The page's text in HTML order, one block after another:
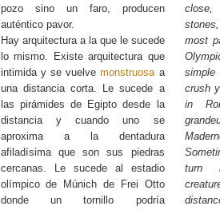
pozo sino un faro, producen
auténtico pavor.
Hay arquitectura a la que le sucede
lo mismo. Existe arquitectura que
intimida y se vuelvemonstruosa a
una distancia corta. Le sucede a
las pirámides de Egipto desde la
distancia y cuando uno se
aproxima a la dentadura
afiladísima que son sus piedras
cercanas. Le sucede al estadio
olímpico de Múnich de Frei Otto
donde un tornillo podría
most
simple
crush
in
turn